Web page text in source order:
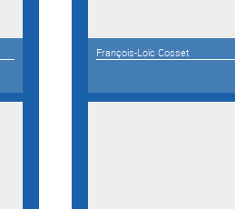
François-Loïc Cosset